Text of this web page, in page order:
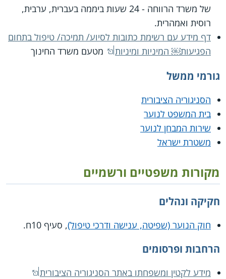
של משרד הרווחה - 24 שעות ביממה בעברית, ערבית,
רוסית ואמהרית.
דף מידע עם רשימת כתובות לסיוע/ תמיכה/ טיפול בתחום
הפגיעות￼ המיניות ומיניות
מטעם משרד החינוך
גורמי ממשל
הסניגוריה הציבורית
בית המשפט לנוער
שירות המבחן לנוער
משטרת ישראל
מקורות משפטיים ורשמיים
חקיקה ונהלים
חוק הנוער (שפיטה, ענישה ודרכי טיפול), סעיף 10ח.
הרחבות ופרסומים
מידע לקטין ומשפחתו באתר הסניגוריה הציבורית